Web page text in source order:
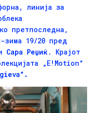
линија за
претпоследна,
зима 19/20 пред
Сара Реџиќ. Крајот
„E!Motion“
“ .